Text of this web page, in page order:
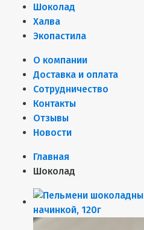
Шоколад
Халва
Экопастила
О компании
Доставка и оплата
Сотрудничество
Контакты
Отзывы
Новости
Главная
Шоколад